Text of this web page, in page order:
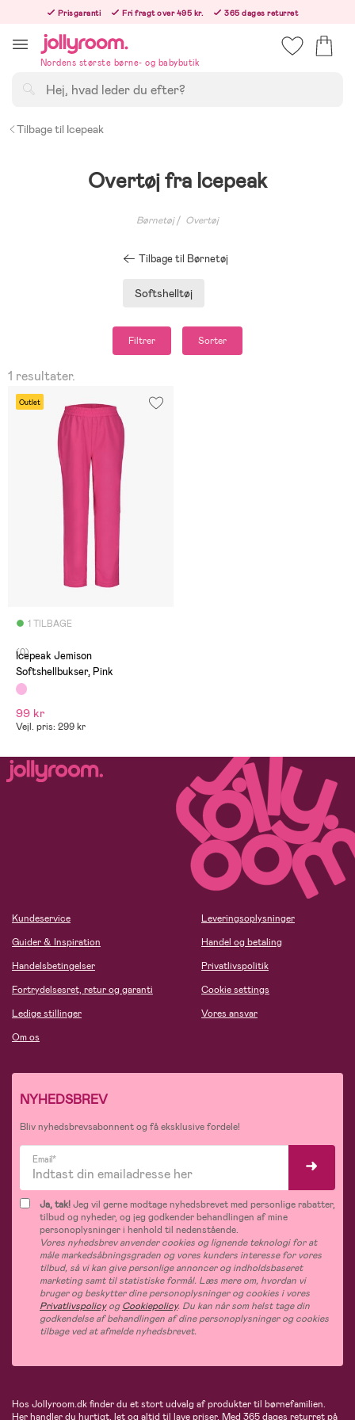
innehållet
Prisgaranti Fri fragt over 495 kr.
365 dages returret
Nordens største børne- og babybutik
Tilbage til Icepeak
Overtøj fra Icepeak
Børnetøj Overtøj
Tilbage til Børnetøj
Softshelltøj
Filtrer Sorter
1 resultater.
Outlet
1 TILBAGE
(0)
Icepeak Jemison
Softshellbukser, Pink
99 kr
Vejl. pris: 299 kr
Kundeservice
Guider & Inspiration
Handelsbetingelser
Fortrydelsesret, retur og garanti
Ledige stillinger
Om os
Leveringsoplysninger
Handel og betaling
Privatlivspolitik
Cookie settings
Vores ansvar
NYHEDSBREV
Bliv nyhedsbrevsabonnent og få eksklusive fordele!
Email*
Ja, tak!Jeg vil gerne modtage nyhedsbrevet med personlige rabatter,
tilbud og nyheder, og jeg godkender behandlingen af mine
personoplysninger i henhold til nedenstående.
Vores nyhedsbrev anvender cookies og lignende teknologi for at
måle markedsåbningsgraden og vores kunders interesse for vores
tilbud, så vi kan give personlige annoncer og indholdsbaseret
marketing samt til statistiske formål. Læs mere om, hvordan vi
bruger og beskytter dine personoplysninger og cookies i vores
PrivatlivspolicyogCookiepolicy. Du kan når som helst tage din
godkendelse af behandlingen af dine personoplysninger og cookies
tilbage ved at afmelde nyhedsbrevet.
Hos Jollyroom.dk finder du et stort udvalg af produkter til børnefamilien.
Her handler du hurtigt, let og altid til lave priser. Med 365 dages returret på